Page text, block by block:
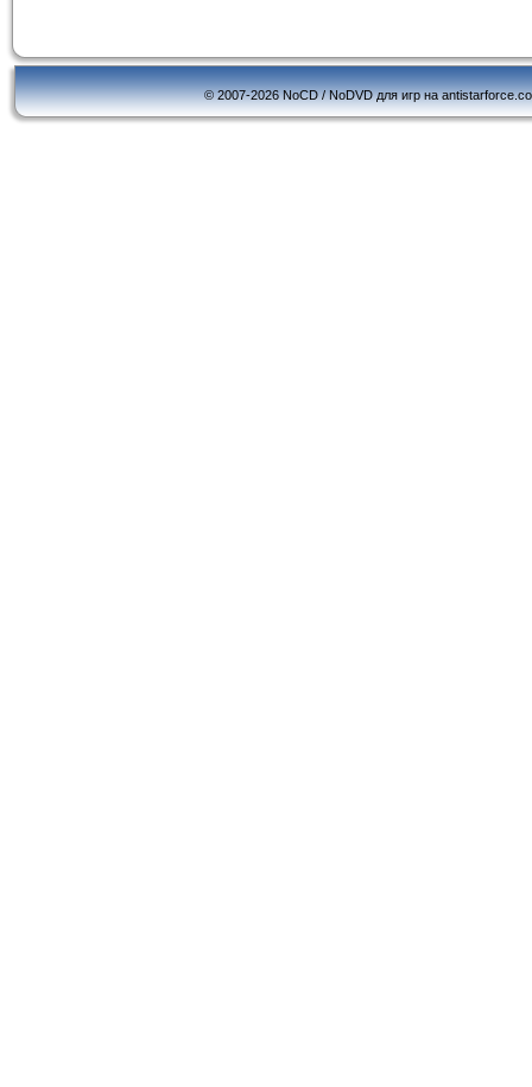
© 2007-2026 NoCD / NoDVD для игр на